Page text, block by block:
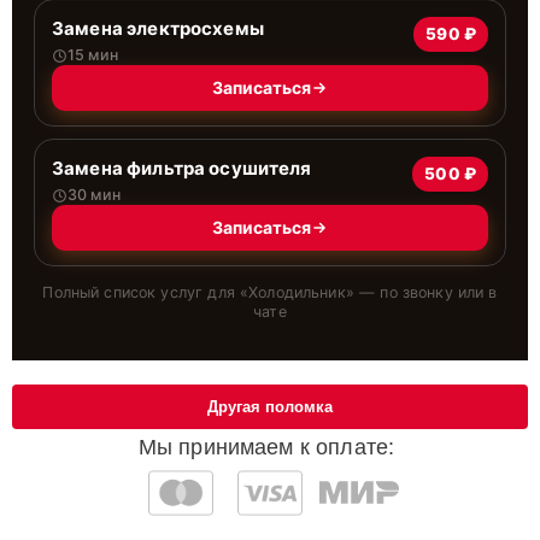
Замена электросхемы
15 мин
590 ₽
Записаться
Замена фильтра осушителя
30 мин
500 ₽
Записаться
Полный список услуг для «Холодильник» — по звонку или в
чате
Мы принимаем к оплате:
Другая поломка